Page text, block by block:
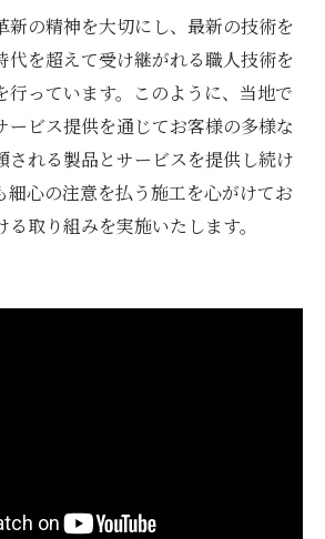
新の精神を大切にし、最新の技術を
代を超えて受け継がれる職人技術を
行っています。このように、当地で
ービス提供を通じてお客様の多様な
される製品とサービスを提供し続け
細心の注意を払う施工を心がけてお
る取り組みを実施いたします。